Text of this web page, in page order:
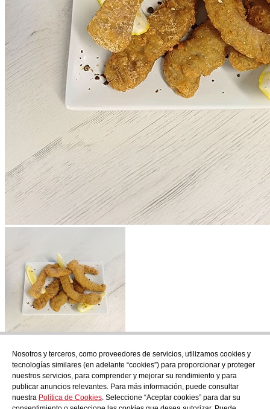
Nosotros y terceros, como proveedores de servicios, utilizamos cookies y
tecnologías similares (en adelante “cookies”) para proporcionar y proteger
nuestros servicios, para comprender y mejorar su rendimiento y para
publicar anuncios relevantes. Para más información, puede consultar
nuestra Política de Cookies. Seleccione “Aceptar cookies” para dar su
Suscríbete
Descubre todo lo que se cuece en AudensFood.
He leído y acepto la Politica de privacidad